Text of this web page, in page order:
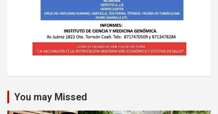
You may Missed